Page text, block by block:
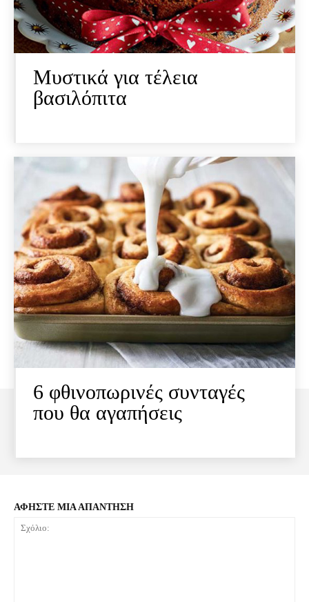
Μυστικά για τέλεια
βασιλόπιτα
6 φθινοπωρινές συνταγές
που θα αγαπήσεις
ΑΦΗΣΤΕ ΜΙΑ ΑΠΑΝΤΗΣΗ